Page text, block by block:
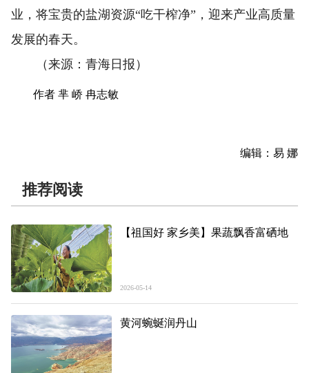
业，将宝贵的盐湖资源“吃干榨净”，迎来产业高质量
发展的春天。
（来源：青海日报）
作者 芈 峤 冉志敏
编辑：易 娜
推荐阅读
【祖国好 家乡美】果蔬飘香富硒地
2026-05-14
黄河蜿蜒润丹山